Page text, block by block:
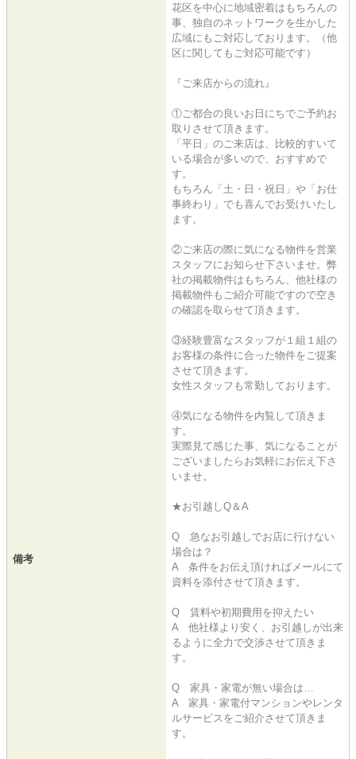
備考
花区を中心に地域密着はもちろんの
事、独自のネットワークを生かした
広域にもご対応しております。（他
区に関してもご対応可能です）
『ご来店からの流れ』
①ご都合の良いお日にちでご予約お
取りさせて頂きます。
「平日」のご来店は、比較的すいて
いる場合が多いので、おすすめで
す。
もちろん「土・日・祝日」や「お仕
事終わり」でも喜んでお受けいたし
ます。
②ご来店の際に気になる物件を営業
スタッフにお知らせ下さいませ。弊
社の掲載物件はもちろん、他社様の
掲載物件もご紹介可能ですので空き
の確認を取らせて頂きます。
③経験豊富なスタッフが１組１組の
お客様の条件に合った物件をご提案
させて頂きます。
女性スタッフも常勤しております。
④気になる物件を内覧して頂きま
す。
実際見て感じた事、気になることが
ございましたらお気軽にお伝え下さ
いませ。
★お引越しQ＆A
Q 急なお引越しでお店に行けない
場合は？
A 条件をお伝え頂ければメールにて
資料を添付させて頂きます。
Q 賃料や初期費用を抑えたい
A 他社様より安く、お引越しが出来
るように全力で交渉させて頂きま
す。
Q 家具・家電が無い場合は…
A 家具・家電付マンションやレンタ
ルサービスをご紹介させて頂きま
す。